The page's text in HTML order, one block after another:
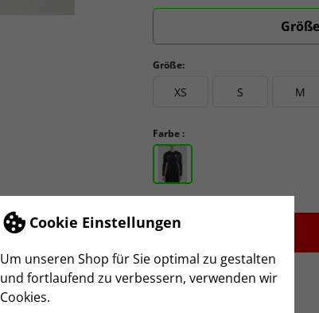
Cookie Einstellungen
Um unseren Shop für Sie optimal zu gestalten
und fortlaufend zu verbessern, verwenden wir
Cookies.
Größe:
XS S M
Farbe :
-